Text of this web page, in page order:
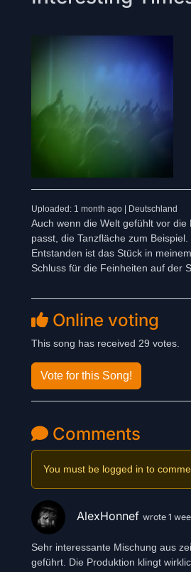
Uploaded: 1 month ago | Deutschland
Auch wenn die Welt gefühlt vor
passt, die Tanzfläche zum Beispiel.
Entstanden ist das Stück in
Schluss für die Feinheiten auf der
Online voting
This song has received 29 votes.
Vote for this Song!
Comments
You must be logged in to
AlexHonnef wrote 1
Sehr interessante Mischung aus
geführt. Die Produktion klingt